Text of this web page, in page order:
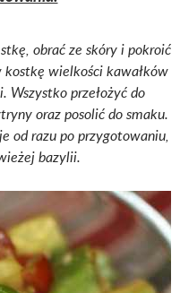
obrać ze skóry i pokroić
kostkę wielkości kawałków
przełożyć do
oraz posolić do smaku.
od razu po przygotowaniu,
bazylii.